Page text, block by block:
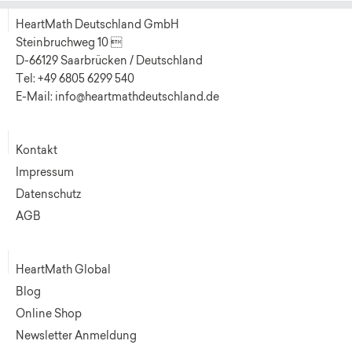
HeartMath Deutschland GmbH
Steinbruchweg 10 
D-66129 Saarbrücken / Deutschland
Tel: +49 6805 6299 540
E-Mail: info@heartmathdeutschland.de
Kontakt
Impressum
Datenschutz
AGB
HeartMath Global
Blog
Online Shop
Newsletter Anmeldung